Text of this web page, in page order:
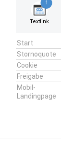
1
Textlink
Start
Stornoquote
Cookie
Freigabe
Mobil-
Landingpage